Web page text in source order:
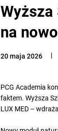
Wyższa
na
20 maja 2026
PCG Academia
faktem. Wyższa
LUX MED –